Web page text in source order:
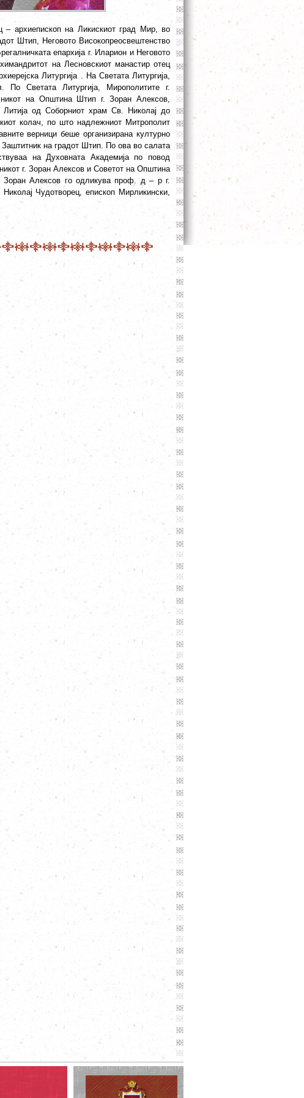
– архиепископ на Ликискиот град Мир, во
Штип, Неговото Високопреосвештенство
епархија г. Иларион и Неговото
на Лесновскиот манастир отец
Литургија . На Светата Литургија,
По Светата Литургија, Мирополитите г.
на Општина Штип г. Зоран Алексов,
Литија од Соборниот храм Св. Николај до
колач, по што надлежниот Митрополит
верници беше организирана културно
на градот Штип. По ова во салата
на Духовната Академија по повод
г. Зоран Алексов и Советот на Општина
Зоран Алексов го одликува проф. д – р г.
Чудотворец, епископ Мирликински,